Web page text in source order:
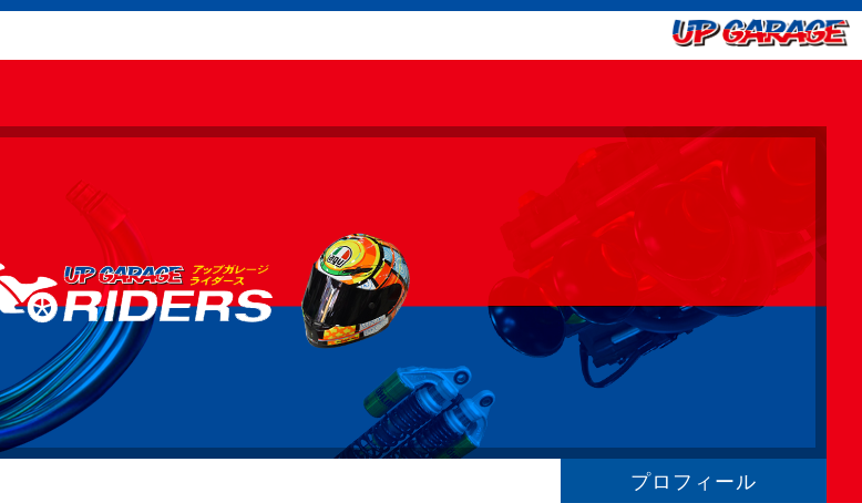
プロフィール